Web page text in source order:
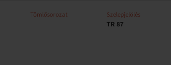
Tömlősorozat Szelepjelölés
TR 87